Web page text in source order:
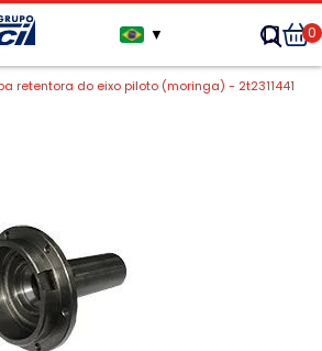
▼ 0
retentora do eixo piloto (moringa) - 2t2311441